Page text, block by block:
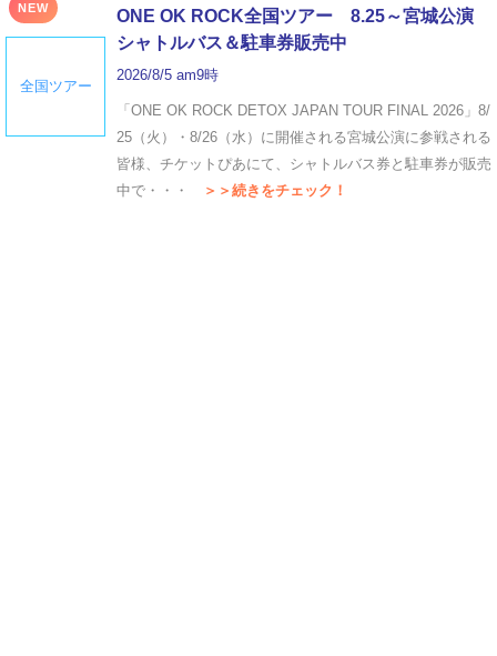
NEW
全国ツアー
ONE OK ROCK全国ツアー 8.25～宮城公演
シャトルバス＆駐車券販売中
2026/8/5 am9時
「ONE OK ROCK DETOX JAPAN TOUR FINAL 2026」8/
25（火）・8/26（水）に開催される宮城公演に参戦される
皆様、チケットぴあにて、シャトルバス券と駐車券が販売
中で・・・
＞＞続きをチェック！